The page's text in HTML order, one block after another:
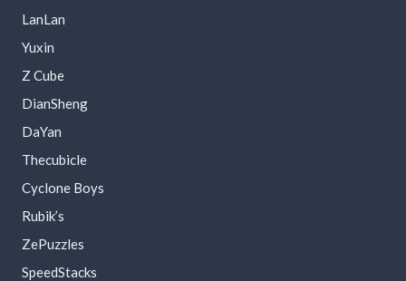
LanLan
Yuxin
Z Cube
DianSheng
DaYan
Thecubicle
Cyclone Boys
Rubik’s
ZePuzzles
SpeedStacks